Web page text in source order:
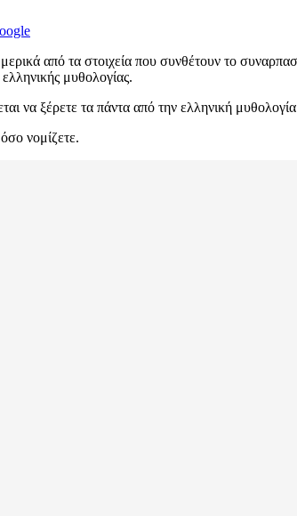
από τα στοιχεία που συνθέτουν το
ελληνικής μυθολογίας.
να ξέρετε τα πάντα από την ελληνική
νομίζετε.